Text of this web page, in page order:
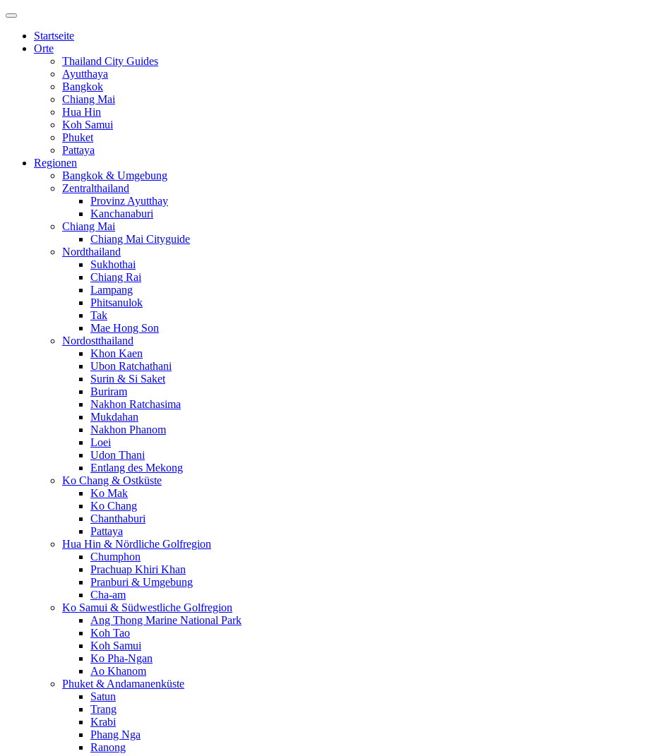
Startseite
Orte
Thailand City Guides
Ayutthaya
Bangkok
Chiang Mai
Hua Hin
Koh Samui
Phuket
Pattaya
Regionen
Bangkok & Umgebung
Zentralthailand
Provinz Ayutthay
Kanchanaburi
Chiang Mai
Chiang Mai Cityguide
Nordthailand
Sukhothai
Chiang Rai
Lampang
Phitsanulok
Tak
Mae Hong Son
Nordostthailand
Khon Kaen
Ubon Ratchathani
Surin & Si Saket
Buriram
Nakhon Ratchasima
Mukdahan
Nakhon Phanom
Loei
Udon Thani
Entlang des Mekong
Ko Chang & Ostküste
Ko Mak
Ko Chang
Chanthaburi
Pattaya
Hua Hin & Nördliche Golfregion
Chumphon
Prachuap Khiri Khan
Pranburi & Umgebung
Cha-am
Ko Samui & Südwestliche Golfregion
Ang Thong Marine National Park
Koh Tao
Koh Samui
Ko Pha-Ngan
Ao Khanom
Phuket & Andamanenküste
Satun
Trang
Krabi
Phang Nga
Ranong